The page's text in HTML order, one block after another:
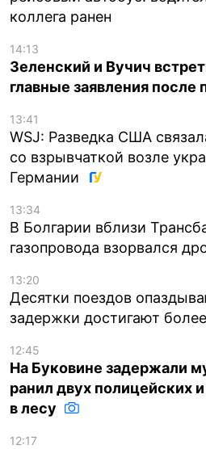
коллега ранен
14:13
Зеленский и Вучич
главные заявления после
13:41
WSJ: Разведка США
со взрывчаткой возле
Германии
13:34
В Болгарии вблизи
газопровода взорвался
13:20
Десятки поездов
задержки достигают
12:45
На Буковине задержали
ранил двух полицейских
в лесу
12:17